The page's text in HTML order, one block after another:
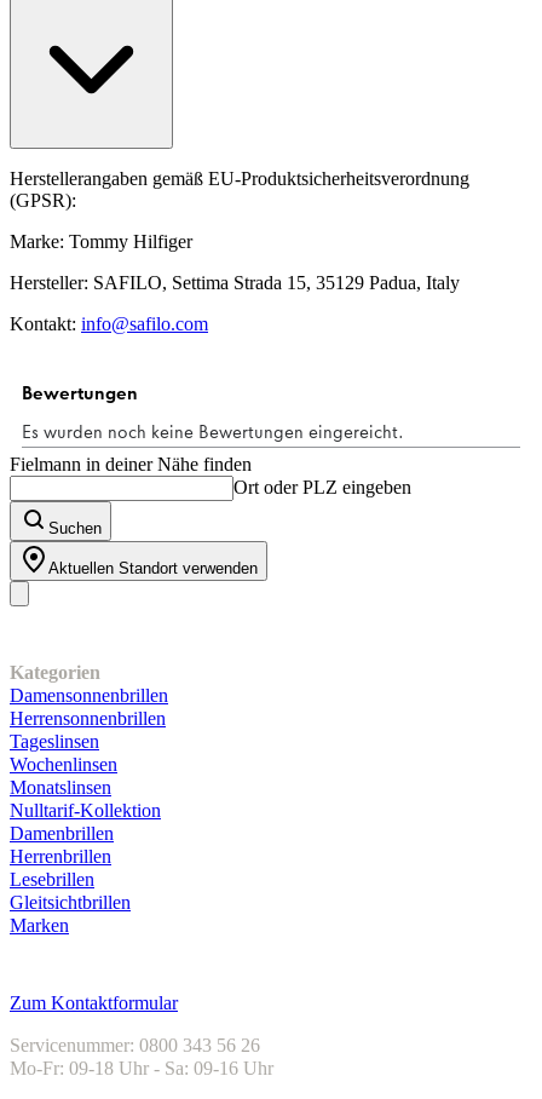
Herstellerangaben gemäß EU-Produktsicherheitsverordnung
(GPSR):
Marke: Tommy Hilfiger
Hersteller: SAFILO, Settima Strada 15, 35129 Padua, Italy
Kontakt: info@safilo.com
Fielmann in deiner Nähe finden
Ort oder PLZ eingeben
Suchen
Aktuellen Standort verwenden
Kategorien
Damensonnenbrillen
Herrensonnenbrillen
Tageslinsen
Wochenlinsen
Monatslinsen
Nulltarif-Kollektion
Damenbrillen
Herrenbrillen
Lesebrillen
Gleitsichtbrillen
Marken
Zum Kontaktformular
Servicenummer: 0800 343 56 26
Mo-Fr: 09-18 Uhr - Sa: 09-16 Uhr